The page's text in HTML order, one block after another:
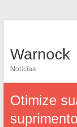
Warnock
Notícias
Otimize